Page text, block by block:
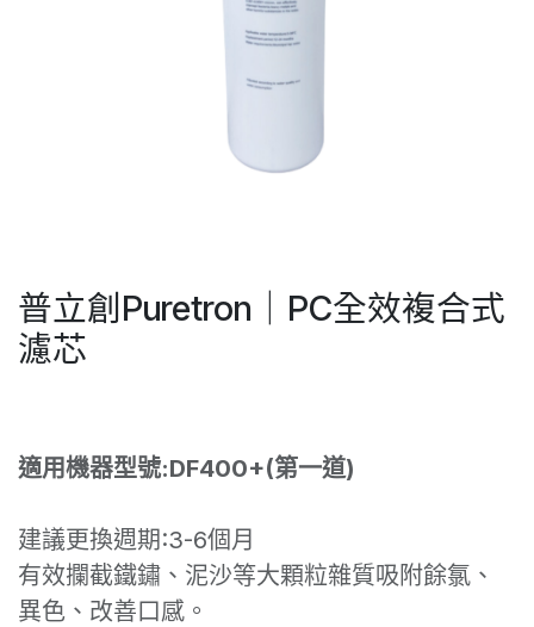
普立創Puretron｜PC全效複合式
濾芯
適用機器型號:DF400+(第一道)
建議更換週期:3-6個月
有效攔截鐵鏽、泥沙等大顆粒雜質吸附餘氯、
異色、改善口感。